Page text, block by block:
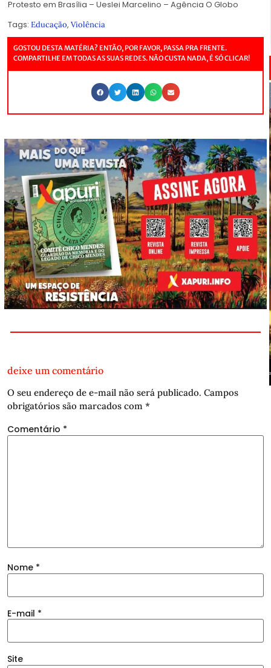
Protesto em Brasília – Ueslei Marcelino – Agência O Globo
Tags: Educação, Violência
GOSTOU DESTA MATÉRIA? ENTÃO, POR FAVOR, PASSA PRA FRENTE.
COMPARTILHE EM TODAS AS SUAS REDES. NÃO CUSTA NADA, É SÓ CLICAR!
deixe um comentário
O seu endereço de e-mail não será publicado. Campos
obrigatórios são marcados com *
Comentário *
Nome *
E-mail *
Site